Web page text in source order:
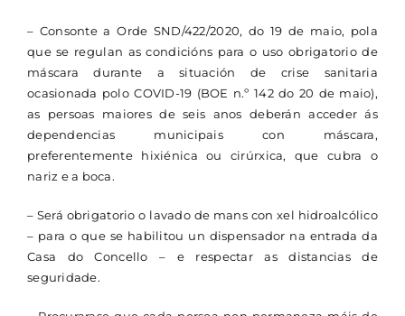
– Consonte aOrde SND/422/2020, do 19 de maio, pola
que se regulan as condicións para o uso obrigatorio de
máscara durante a situación de crise sanitaria
ocasionada polo COVID-19 (BOE n.º 142 do 20 de maio),
as persoas maiores de seis anos deberán acceder ás
dependencias municipais con máscara,
preferentemente hixiénica ou cirúrxica, que cubra o
nariz e a boca.
– Será obrigatorio o lavado de mans con xel hidroalcólico
– para o que se habilitou un dispensador na entrada da
Casa do Concello – e respectar as distancias de
seguridade.